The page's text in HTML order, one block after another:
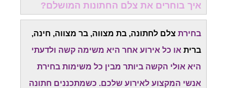
איך בוחרים את צלם החתונות המושלם?
בחירת צלם לחתונה, בת מצווה, בר מצווה, חינה,
ברית או כל אירוע אחר היא משימה קשה ולדעתי
היא אולי הקשה ביותר מבין כל משימות בחירת
אנשי המקצוע לאירוע שלכם. כשמתכננים חתונה